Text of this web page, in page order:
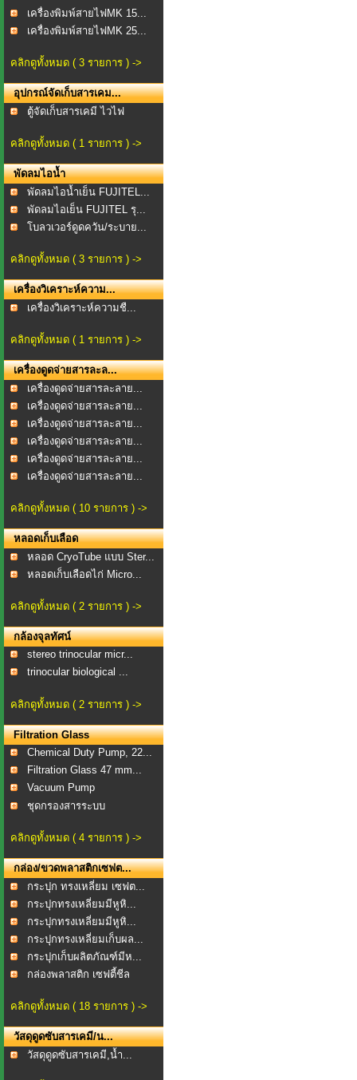
เครื่องพิมพ์สายไฟMK 15...
เครื่องพิมพ์สายไฟMK 25...
คลิกดูทั้งหมด ( 3 รายการ ) ->
อุปกรณ์จัดเก็บสารเคม...
ตู้จัดเก็บสารเคมี ไวไฟ
คลิกดูทั้งหมด ( 1 รายการ ) ->
พัดลมไอน้ำ
พัดลมไอน้ำเย็น FUJITEL...
พัดลมไอเย็น FUJITEL รุ...
โบลวเวอร์ดูดควัน/ระบาย...
คลิกดูทั้งหมด ( 3 รายการ ) ->
เครื่องวิเคราะห์ความ...
เครื่องวิเคราะห์ความชื...
คลิกดูทั้งหมด ( 1 รายการ ) ->
เครื่องดูดจ่ายสารละล...
เครื่องดูดจ่ายสารละลาย...
เครื่องดูดจ่ายสารละลาย...
เครื่องดูดจ่ายสารละลาย...
เครื่องดูดจ่ายสารละลาย...
เครื่องดูดจ่ายสารละลาย...
เครื่องดูดจ่ายสารละลาย...
คลิกดูทั้งหมด ( 10 รายการ ) ->
หลอดเก็บเลือด
หลอด CryoTube แบบ Ster...
หลอดเก็บเลือดไก่ Micro...
คลิกดูทั้งหมด ( 2 รายการ ) ->
กล้องจุลทัศน์
stereo trinocular micr...
trinocular biological ...
คลิกดูทั้งหมด ( 2 รายการ ) ->
Filtration Glass
Chemical Duty Pump, 22...
Filtration Glass 47 mm...
Vacuum Pump
ชุดกรองสารระบบ
คลิกดูทั้งหมด ( 4 รายการ ) ->
กล่อง/ขวดพลาสติกเซฟต...
กระปุก ทรงเหลี่ยม เซฟต...
กระปุกทรงเหลี่ยมมีหูหิ...
กระปุกทรงเหลี่ยมมีหูหิ...
กระปุกทรงเหลี่ยมเก็บผล...
กระปุกเก็บผลิตภัณฑ์มีห...
กล่องพลาสติก เซฟตี้ชีล
คลิกดูทั้งหมด ( 18 รายการ ) ->
วัสดุดูดซับสารเคมี/น...
วัสดุดูดซับสารเคมี,น้ำ...